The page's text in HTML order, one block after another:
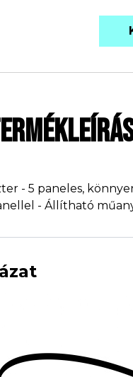
- 5 paneles,
- Állítható